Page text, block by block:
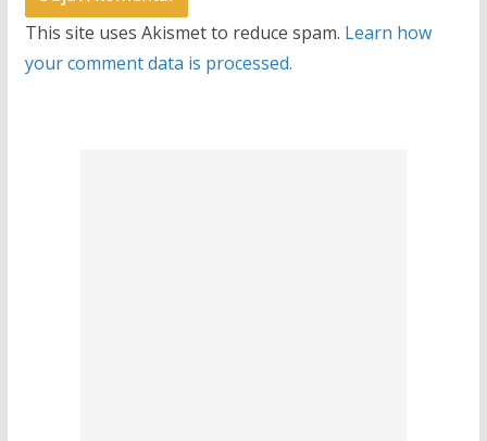
This site uses Akismet to reduce spam. Learn how
your comment data is processed.